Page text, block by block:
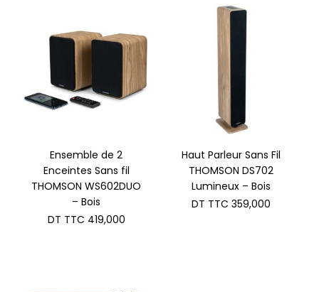
Ensemble de 2
Enceintes Sans fil
THOMSON WS602DUO
– Bois
DT TTC 419,000
Haut Parleur Sans Fil
THOMSON DS702
Lumineux – Bois
DT TTC 359,000